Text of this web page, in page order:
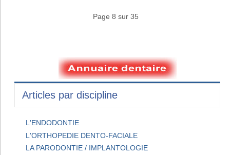
Page 8 sur 35
Articles par discipline
L'ENDODONTIE
L'ORTHOPEDIE DENTO-FACIALE
LA PARODONTIE / IMPLANTOLOGIE